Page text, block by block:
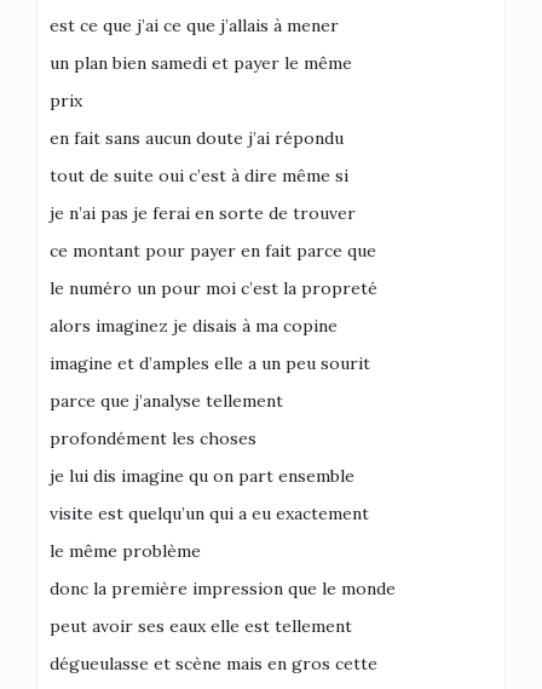
est ce que j’ai ce que j’allais à mener
un plan bien samedi et payer le même
prix
en fait sans aucun doute j’ai répondu
tout de suite oui c’est à dire même si
je n’ai pas je ferai en sorte de trouver
ce montant pour payer en fait parce que
le numéro un pour moi c’est la propreté
alors imaginez je disais à ma copine
imagine et d’amples elle a un peu sourit
parce que j’analyse tellement
profondément les choses
je lui dis imagine qu on part ensemble
visite est quelqu’un qui a eu exactement
le même problème
donc la première impression que le monde
peut avoir ses eaux elle est tellement
dégueulasse et scène mais en gros cette